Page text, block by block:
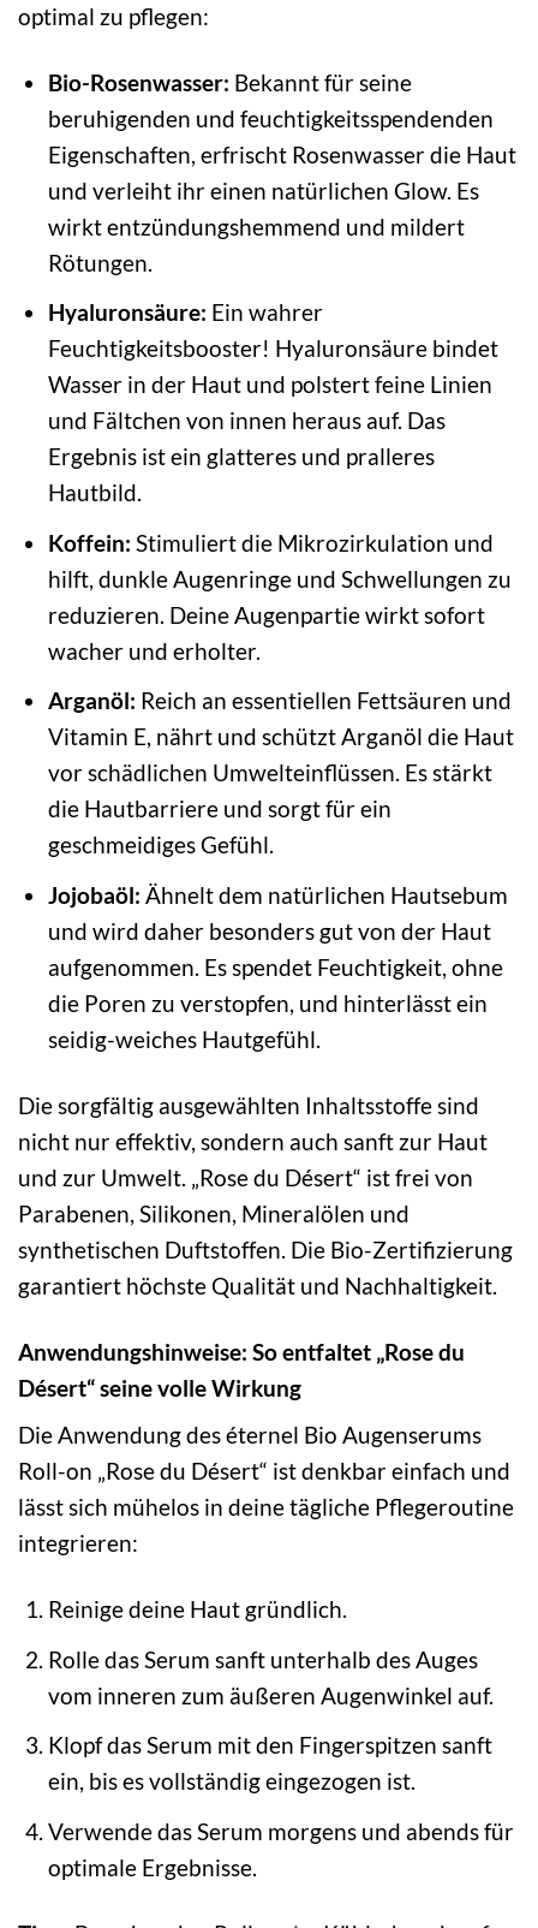
optimal zu pflegen:
Bio-Rosenwasser: Bekannt für seine
beruhigenden und feuchtigkeitsspendenden
Eigenschaften, erfrischt Rosenwasser die Haut
und verleiht ihr einen natürlichen Glow. Es
wirkt entzündungshemmend und mildert
Rötungen.
Hyaluronsäure: Ein wahrer
Feuchtigkeitsbooster! Hyaluronsäure bindet
Wasser in der Haut und polstert feine Linien
und Fältchen von innen heraus auf. Das
Ergebnis ist ein glatteres und pralleres
Hautbild.
Koffein: Stimuliert die Mikrozirkulation und
hilft, dunkle Augenringe und Schwellungen zu
reduzieren. Deine Augenpartie wirkt sofort
wacher und erholter.
Arganöl: Reich an essentiellen Fettsäuren und
Vitamin E, nährt und schützt Arganöl die Haut
vor schädlichen Umwelteinflüssen. Es stärkt
die Hautbarriere und sorgt für ein
geschmeidiges Gefühl.
Jojobaöl: Ähnelt dem natürlichen Hautsebum
und wird daher besonders gut von der Haut
aufgenommen. Es spendet Feuchtigkeit, ohne
die Poren zu verstopfen, und hinterlässt ein
seidig-weiches Hautgefühl.
Die sorgfältig ausgewählten Inhaltsstoffe sind
nicht nur effektiv, sondern auch sanft zur Haut
und zur Umwelt. „Rose du Désert“ ist frei von
Parabenen, Silikonen, Mineralölen und
synthetischen Duftstoffen. Die Bio-Zertifizierung
garantiert höchste Qualität und Nachhaltigkeit.
Anwendungshinweise: So entfaltet „Rose du
Désert“ seine volle Wirkung
Die Anwendung des éternel Bio Augenserums
Roll-on „Rose du Désert“ ist denkbar einfach und
lässt sich mühelos in deine tägliche Pflegeroutine
integrieren:
Reinige deine Haut gründlich.
Rolle das Serum sanft unterhalb des Auges
vom inneren zum äußeren Augenwinkel auf.
Klopf das Serum mit den Fingerspitzen sanft
ein, bis es vollständig eingezogen ist.
Verwende das Serum morgens und abends für
optimale Ergebnisse.